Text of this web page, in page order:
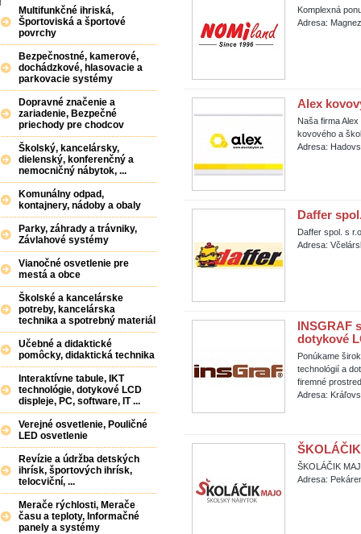
Multifunkčné ihriská,
Športoviská a športové
povrchy
Bezpečnostné, kamerové,
dochádzkové, hlasovacie a
parkovacie systémy
Dopravné značenie a
zariadenie, Bezpečné
priechody pre chodcov
Školský, kancelársky,
dielenský, konferenčný a
nemocničný nábytok, ...
Komunálny odpad,
kontajnery, nádoby a obaly
Parky, záhrady a trávniky,
Závlahové systémy
Vianočné osvetlenie pre
mestá a obce
Školské a kancelárske
potreby, kancelárska
technika a spotrebný materiál
Učebné a didaktické
pomôcky, didaktická technika
Interaktívne tabule, IKT
technológie, dotykové LCD
displeje, PC, software, IT ...
Verejné osvetlenie, Pouličné
LED osvetlenie
Revízie a údržba detských
ihrísk, športových ihrísk,
telocviční, ...
Merače rýchlosti, Merače
času a teploty, Informačné
panely a systémy
Komplexná
Adresa:
Alex
Naša firma
kovového a
Adresa:
Daffer
Daffer spol. s
Adresa:
INSGRAF
dotykové
Ponúkame
technológií a
firemné
Adresa:
ŠKOLÁČIK
Adresa: